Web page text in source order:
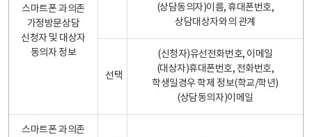
스마트폰 과의존
가정방문상담
신청자 및 대상자
동의자 정보
(상담동의자)이름, 휴대폰번호,
상담대상자와의 관계
선택
(신청자)유선전화번호, 이메일
(대상자)휴대폰번호, 전화번호,
학생일경우 학제 정보(학교/학년)
(상담동의자)이메일
스마트폰 과의존